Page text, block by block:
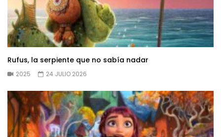
Rufus, la serpiente que no sabía nadar
2025 24 JULIO 2026